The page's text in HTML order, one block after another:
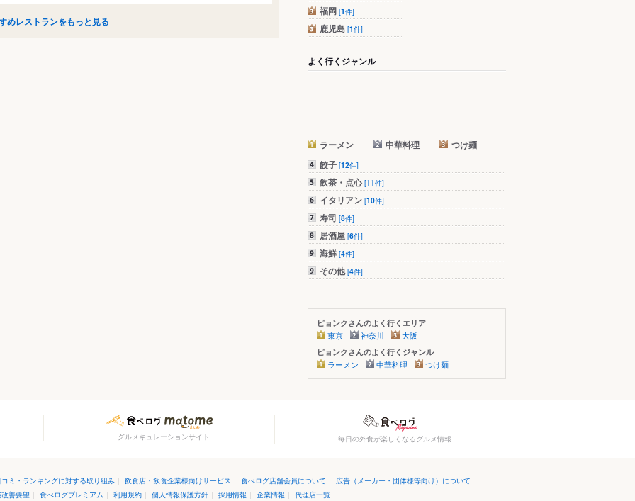
めレストランをもっと見る
福岡 [1件]
鹿児島 [1件]
よく行くジャンル
ラーメン 中華料理
つけ麺
餃子 [12件]
飲茶・点心[11件]
イタリアン [10件]
寿司 [8件]
居酒屋 [6件]
海鮮 [4件]
その他[4件]
ピョンクさんのよく行くエリア
東京 神奈川 大阪
ピョンクさんのよく行くジャンル
ラーメン 中華料理 つけ麺
グルメキュレーションサイト 毎日の外食が楽しくなるグルメ情報
コミ・ランキングに対する取り組み | 飲食店・飲食企業様向けサービス | 食べログ店舗会員について | 広告（メーカー・団体様等向け）について
善要望 | 食べログプレミアム | 利用規約 | 個人情報保護方針 | 採用情報 | 企業情報 | 代理店一覧